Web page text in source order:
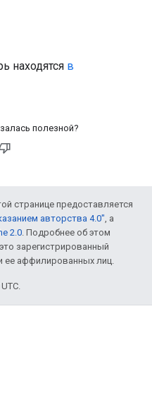
находятся в
полезной?
странице предоставляется
авторства 4.0", а
2.0. Подробнее об этом
зарегистрированный
ее аффилированных лиц.